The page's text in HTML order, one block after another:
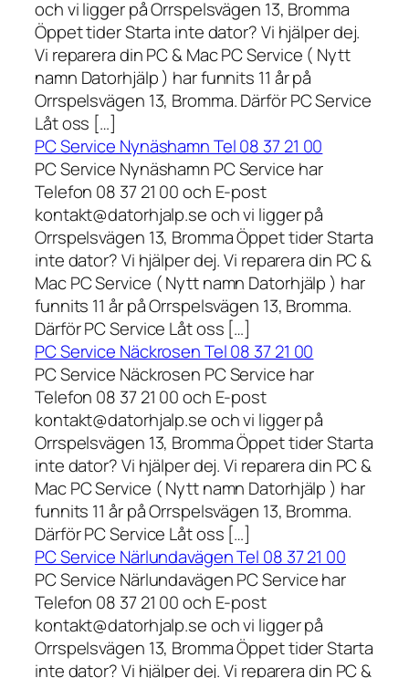
och vi ligger på Orrspelsvägen 13, Bromma
Öppet tider Starta inte dator? Vi hjälper dej.
Vi reparera din PC & Mac PC Service ( Nytt
namn Datorhjälp ) har funnits 11 år på
Orrspelsvägen 13, Bromma. Därför PC Service
Låt oss […]
PC Service Nynäshamn Tel 08 37 21 00
PC Service Nynäshamn PC Service har
Telefon 08 37 21 00 och E-post
kontakt@datorhjalp.se och vi ligger på
Orrspelsvägen 13, Bromma Öppet tider Starta
inte dator? Vi hjälper dej. Vi reparera din PC &
Mac PC Service ( Nytt namn Datorhjälp ) har
funnits 11 år på Orrspelsvägen 13, Bromma.
Därför PC Service Låt oss […]
PC Service Näckrosen Tel 08 37 21 00
PC Service Näckrosen PC Service har
Telefon 08 37 21 00 och E-post
kontakt@datorhjalp.se och vi ligger på
Orrspelsvägen 13, Bromma Öppet tider Starta
inte dator? Vi hjälper dej. Vi reparera din PC &
Mac PC Service ( Nytt namn Datorhjälp ) har
funnits 11 år på Orrspelsvägen 13, Bromma.
Därför PC Service Låt oss […]
PC Service Närlundavägen Tel 08 37 21 00
PC Service Närlundavägen PC Service har
Telefon 08 37 21 00 och E-post
kontakt@datorhjalp.se och vi ligger på
Orrspelsvägen 13, Bromma Öppet tider Starta
inte dator? Vi hjälper dej. Vi reparera din PC &